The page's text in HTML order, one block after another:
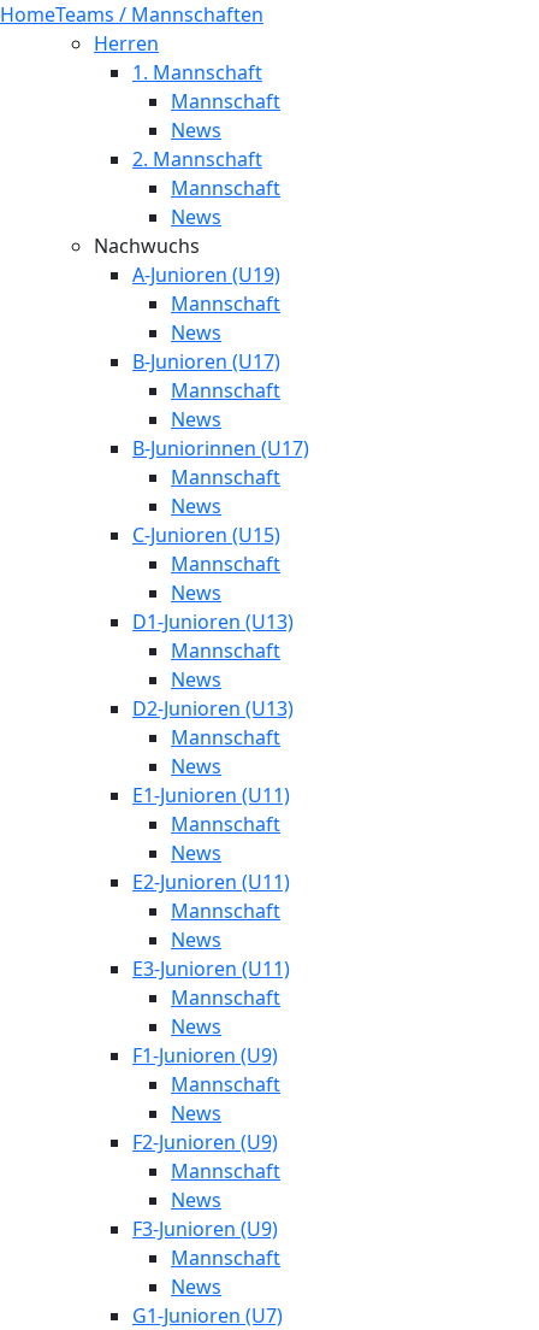
HomeTeams / Mannschaften
Herren
1. Mannschaft
Mannschaft
News
2. Mannschaft
Mannschaft
News
Nachwuchs
A-Junioren (U19)
Mannschaft
News
B-Junioren (U17)
Mannschaft
News
B-Juniorinnen (U17)
Mannschaft
News
C-Junioren (U15)
Mannschaft
News
D1-Junioren (U13)
Mannschaft
News
D2-Junioren (U13)
Mannschaft
News
E1-Junioren (U11)
Mannschaft
News
E2-Junioren (U11)
Mannschaft
News
E3-Junioren (U11)
Mannschaft
News
F1-Junioren (U9)
Mannschaft
News
F2-Junioren (U9)
Mannschaft
News
F3-Junioren (U9)
Mannschaft
News
G1-Junioren (U7)